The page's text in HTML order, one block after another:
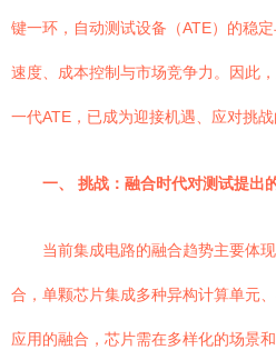
键一环，自动测试设备（ATE）的稳
速度、成本控制与市场竞争力。因此
一代ATE，已成为迎接机遇、应对挑战
一、 挑战：融合时代对测试提出
当前集成电路的融合趋势主要体
合，单颗芯片集成多种异构计算单元
应用的融合，芯片需在多样化的场景